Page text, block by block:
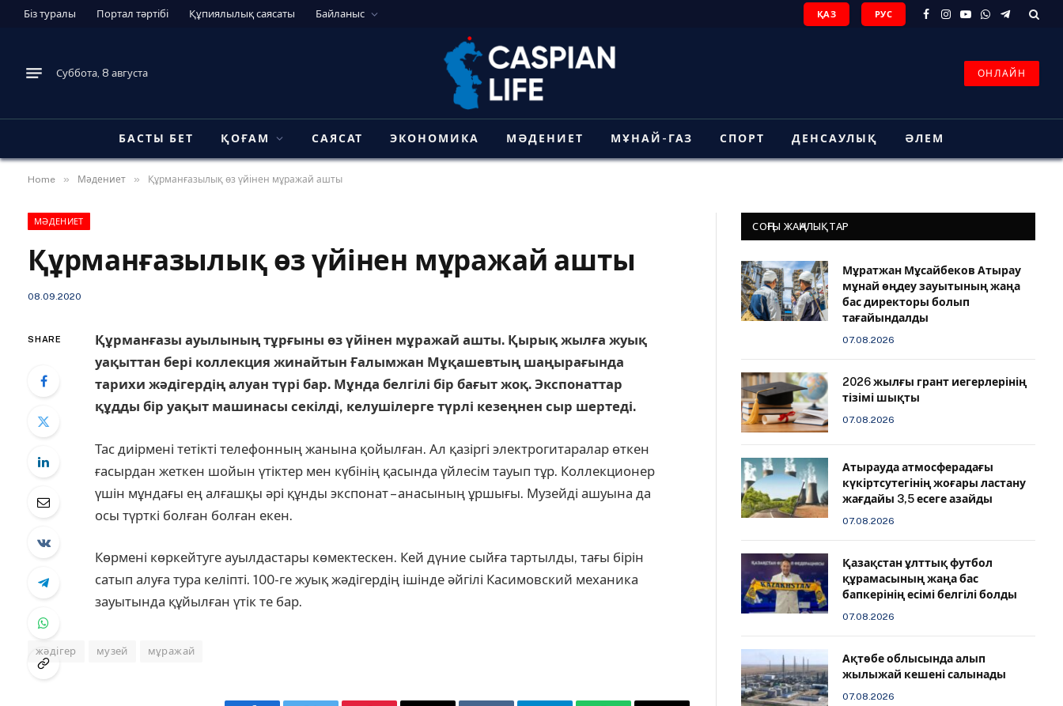
Біз туралы Портал тәртібі Құпиялылық саясаты Байланыс ҚАЗ РУС
Facebook
Instagram
YouTube
WhatsApp
Telegram
Суббота, 8 августа ОНЛАЙН
БАСТЫ БЕТ ҚОҒАМ САЯСАТ ЭКОНОМИКА МӘДЕНИЕТ МҰНАЙ-ГАЗ СПОРТ ДЕНСАУЛЫҚ ӘЛЕМ
Home » Мәдениет » Құрманғазылық өз үйінен мұражай ашты
МӘДЕНИЕТ
Құрманғазылық өз үйінен мұражай ашты
08.09.2020
SHARE
Құрманғазы ауылының тұрғыны өз үйінен мұражай ашты. Қырық жылға жуық
уақыттан бері коллекция жинайтын Ғалымжан Мұқашевтың шаңырағында
тарихи жәдігердің алуан түрі бар. Мұнда белгілі бір бағыт жоқ. Экспонаттар
құдды бір уақыт машинасы секілді, келушілерге түрлі кезеңнен сыр шертеді.
Тас диірмені тетікті телефонның жанына қойылған. Ал қазіргі электрогитаралар өткен
ғасырдан жеткен шойын үтіктер мен күбінің қасында үйлесім тауып тұр. Коллекционер
үшін мұндағы ең алғашқы әрі құнды экспонат – анасының ұршығы. Музейді ашуына да
осы түрткі болған болған екен.
Көрмені көркейтуге ауылдастары көмектескен. Кей дүние сыйға тартылды, тағы бірін
сатып алуға тура келіпті. 100-ге жуық жәдігердің ішінде әйгілі Касимовский механика
зауытында құйылған үтік те бар.
жәдігер музей мұражай
СОҢҒЫ ЖАҢАЛЫҚТАР
Мұратжан Мұсайбеков Атырау
мұнай өңдеу зауытының жаңа
бас директоры болып
тағайындалды
07.08.2026
2026 жылғы грант иегерлерінің
тізімі шықты
07.08.2026
Атырауда атмосферадағы
күкіртсутегінің жоғары ластану
жағдайы 3,5 есеге азайды
07.08.2026
Қазақстан ұлттық футбол
құрамасының жаңа бас
бапкерінің есімі белгілі болды
07.08.2026
Ақтөбе облысында алып
жылыжай кешені салынады
07.08.2026